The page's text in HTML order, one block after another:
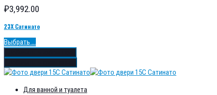
₽3,992.00
23Х Сатинато
Выбрать ...
Для ванной и туалета